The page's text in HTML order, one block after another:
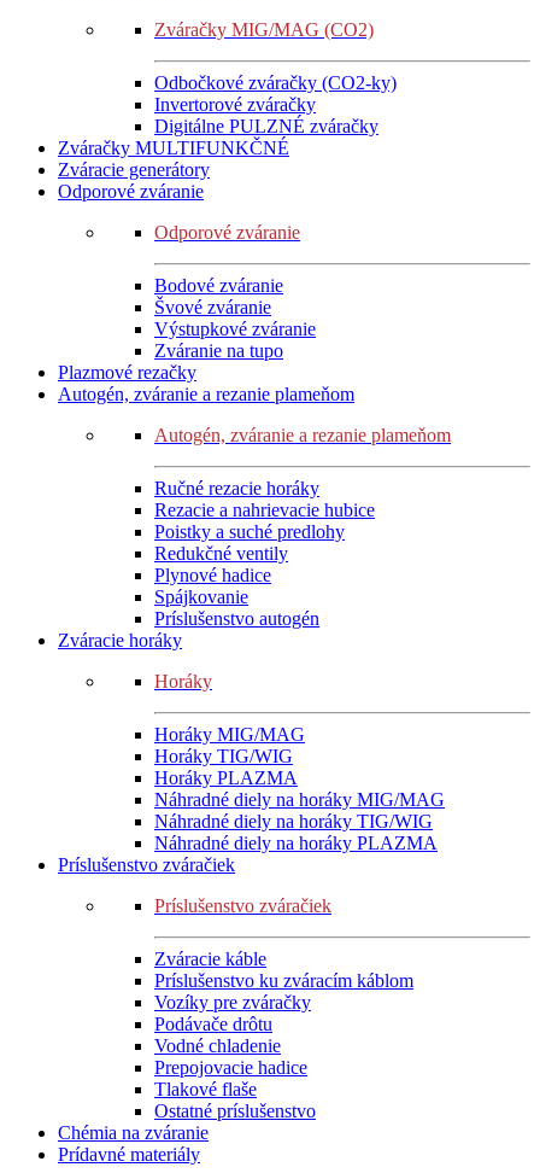
Zváračky MIG/MAG (CO2)
Odbočkové zváračky (CO2-ky)
Invertorové zváračky
Digitálne PULZNÉ zváračky
Zváračky MULTIFUNKČNÉ
Zváracie generátory
Odporové zváranie
Odporové zváranie
Bodové zváranie
Švové zváranie
Výstupkové zváranie
Zváranie na tupo
Plazmové rezačky
Autogén, zváranie a rezanie plameňom
Autogén, zváranie a rezanie plameňom
Ručné rezacie horáky
Rezacie a nahrievacie hubice
Poistky a suché predlohy
Redukčné ventily
Plynové hadice
Spájkovanie
Príslušenstvo autogén
Zváracie horáky
Horáky
Horáky MIG/MAG
Horáky TIG/WIG
Horáky PLAZMA
Náhradné diely na horáky MIG/MAG
Náhradné diely na horáky TIG/WIG
Náhradné diely na horáky PLAZMA
Príslušenstvo zváračiek
Príslušenstvo zváračiek
Zváracie káble
Príslušenstvo ku zváracím káblom
Vozíky pre zváračky
Podávače drôtu
Vodné chladenie
Prepojovacie hadice
Tlakové flaše
Ostatné príslušenstvo
Chémia na zváranie
Prídavné materiály